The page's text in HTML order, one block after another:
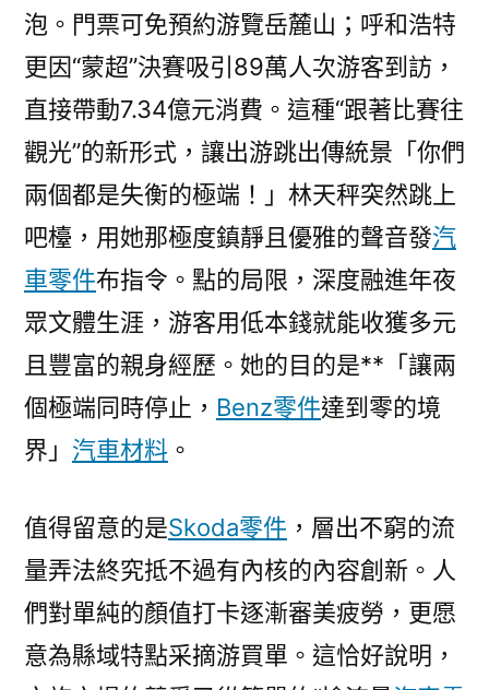
泡。門票可免預約游覽岳麓山；呼和浩特
更因“蒙超”決賽吸引89萬人次游客到訪，
直接帶動7.34億元消費。這種“跟著比賽往
觀光”的新形式，讓出游跳出傳統景「你們
兩個都是失衡的極端！」林天秤突然跳上
吧檯，用她那極度鎮靜且優雅的聲音發汽
車零件布指令。點的局限，深度融進年夜
眾文體生涯，游客用低本錢就能收獲多元
且豐富的親身經歷。她的目的是**「讓兩
個極端同時停止， Benz零件達到零的境
界」 汽車材料 。
值得留意的是Skoda零件 ，層出不窮的流
量弄法終究抵不過有內核的內容創新。人
們對單純的顏值打卡逐漸審美疲勞，更愿
意為縣域特點采摘游買單。這恰好說明，